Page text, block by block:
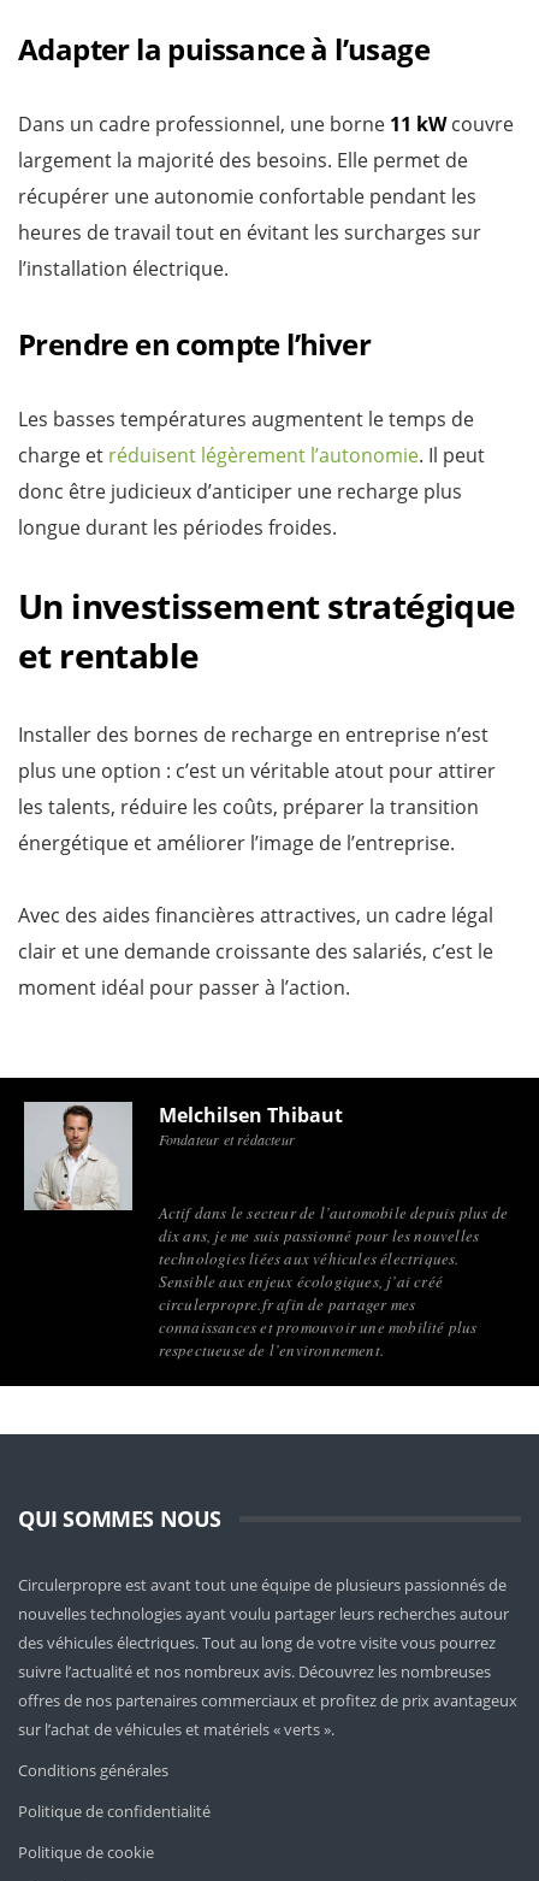
Adapter la puissance à l’usage
Dans un cadre professionnel, une borne 11 kWcouvre
largement la majorité des besoins. Elle permet de
récupérer une autonomie confortable pendant les
heures de travail tout en évitant les surcharges sur
l’installation électrique.
Prendre en compte l’hiver
Les basses températures augmentent le temps de
charge et réduisent légèrement l’autonomie. Il peut
donc être judicieux d’anticiper une recharge plus
longue durant les périodes froides.
Un investissement stratégique
et rentable
Installer des bornes de recharge en entreprise n’est
plus une option : c’est un véritable atout pour attirer
les talents, réduire les coûts, préparer la transition
énergétique et améliorer l’image de l’entreprise.
Avec des aides financières attractives, un cadre légal
clair et une demande croissante des salariés, c’est le
moment idéal pour passer à l’action.
Melchilsen Thibaut
Fondateur et rédacteur
Actif dans le secteur de l’automobile depuis plus de
dix ans, je me suis passionné pour les nouvelles
technologies liées aux véhicules électriques.
Sensible aux enjeux écologiques, j’ai créé
circulerpropre.fr afin de partager mes
connaissances et promouvoir une mobilité plus
respectueuse de l’environnement.
QUI SOMMES NOUS
Circulerpropre est avant tout une équipe de plusieurs passionnés de
nouvelles technologies ayant voulu partager leurs recherches autour
des véhicules électriques. Tout au long de votre visite vous pourrez
suivre l’actualité et nos nombreux avis. Découvrez les nombreuses
offres de nos partenaires commerciaux et profitez de prix avantageux
sur l’achat de véhicules et matériels « verts ».
Conditions générales
Politique de confidentialité
Politique de cookie